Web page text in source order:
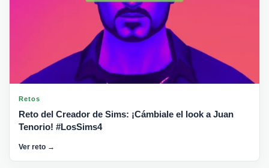
Retos
Reto del Creador de Sims: ¡Cámbiale el look a Juan
Tenorio! #LosSims4
Ver reto →